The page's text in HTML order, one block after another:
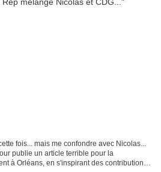
fois... mais me confondre avec Nicolas...
publie un article terrible pour la
à Orléans, en s'inspirant des contributions